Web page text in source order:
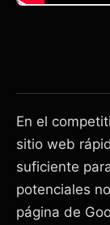
En el
sitio web
suficiente
potenciales
página de